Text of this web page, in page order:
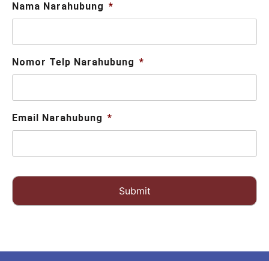
Nama Narahubung *
Nomor Telp Narahubung *
Email Narahubung *